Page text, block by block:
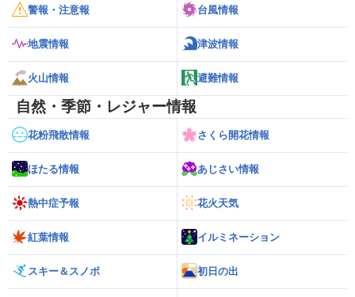
警報・注意報 台風情報
地震情報 津波情報
火山情報 避難情報
自然・季節・レジャー情報
花粉飛散情報 さくら開花情報
ほたる情報 あじさい情報
熱中症予報 花火天気
紅葉情報 イルミネーション
スキー＆スノボ 初日の出